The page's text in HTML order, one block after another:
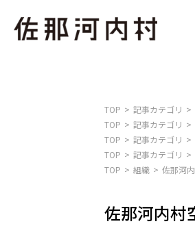
TOP 記事カテゴリ
TOP
記事カテゴリ
TOP
記事カテゴリ
TOP
記事カテゴリ
TOP
組織 佐那河
佐那河内村